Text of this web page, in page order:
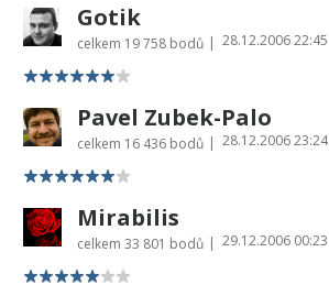
Gotik
celkem 19 758 bodů | 28.12.2006 22:45
Pavel Zubek-Palo
celkem 16 436 bodů | 28.12.2006 23:24
Mirabilis
celkem 33 801 bodů | 29.12.2006 00:23